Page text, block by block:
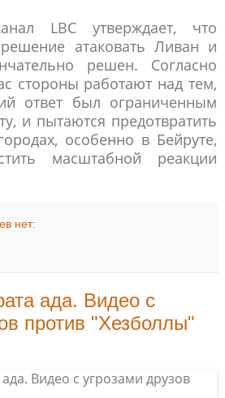
LBC утверждает, что
атаковать Ливан и
решен. Согласно
стороны работают над тем,
ответ был ограниченным
и пытаются предотвратить
особенно в Бейруте,
масштабной реакции
нет:
ада. Видео с
против "Хезболлы"